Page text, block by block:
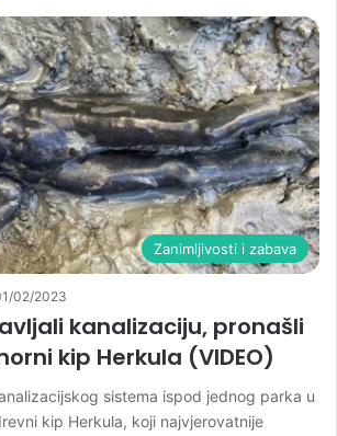
Zanimljivosti i zabava
02/2023
kanalizaciju, pronašli
kip Herkula (VIDEO)
sistema ispod jednog parka u
kip Herkula, koji najvjerovatnije